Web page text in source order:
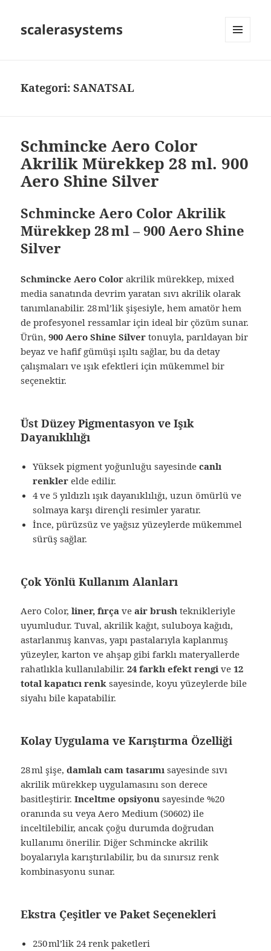
scalerasystems
Kategori:SANATSAL
Schmincke Aero Color
Akrilik Mürekkep 28 ml. 900
Aero Shine Silver
Schmincke Aero Color Akrilik
Mürekkep 28 ml – 900 Aero Shine
Silver
Schmincke Aero Color akrilik mürekkep, mixed
media sanatında devrim yaratan sıvı akrilik olarak
tanımlanabilir. 28 ml’lik şişesiyle, hem amatör hem
de profesyonel ressamlar için ideal bir çözüm sunar.
Ürün,900 Aero Shine Silver tonuyla, parıldayan bir
beyaz ve hafif gümüşi ışıltı sağlar, bu da detay
çalışmaları ve ışık efektleri için mükemmel bir
seçenektir.
Üst Düzey Pigmentasyon ve Işık
Dayanıklılığı
Yüksek pigment yoğunluğu sayesindecanlı
renkler elde edilir.
4 ve 5 yıldızlı ışık dayanıklılığı, uzun ömürlü ve
solmaya karşı dirençli resimler yaratır.
İnce, pürüzsüz ve yağsız yüzeylerde mükemmel
sürüş sağlar.
Çok Yönlü Kullanım Alanları
Aero Color,liner, fırça veair brush teknikleriyle
uyumludur. Tuval, akrilik kağıt, suluboya kağıdı,
astarlanmış kanvas, yapı pastalarıyla kaplanmış
yüzeyler, karton ve ahşap gibi farklı materyallerde
rahatlıkla kullanılabilir.24 farklı efekt rengi ve12
total kapatıcı renk sayesinde, koyu yüzeylerde bile
siyahı bile kapatabilir.
Kolay Uygulama ve Karıştırma Özelliği
28 ml şişe,damlalı cam tasarımı sayesinde sıvı
akrilik mürekkep uygulamasını son derece
basitleştirir.Inceltme opsiyonu sayesinde %20
oranında su veya Aero Medium (50602) ile
inceltilebilir, ancak çoğu durumda doğrudan
kullanımı önerilir. Diğer Schmincke akrilik
boyalarıyla karıştırılabilir, bu da sınırsız renk
kombinasyonu sunar.
Ekstra Çeşitler ve Paket Seçenekleri
250 ml’lik 24 renk paketleri